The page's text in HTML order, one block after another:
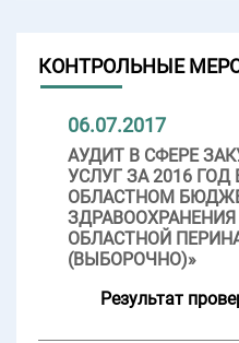
КОНТРОЛЬНЫЕ
06.07.2017
АУДИТ В СФЕРЕ
УСЛУГ ЗА 2016
ОБЛАСТНОМ
ОБЛАСТНОЙ
(ВЫБОРОЧНО)»
Результат